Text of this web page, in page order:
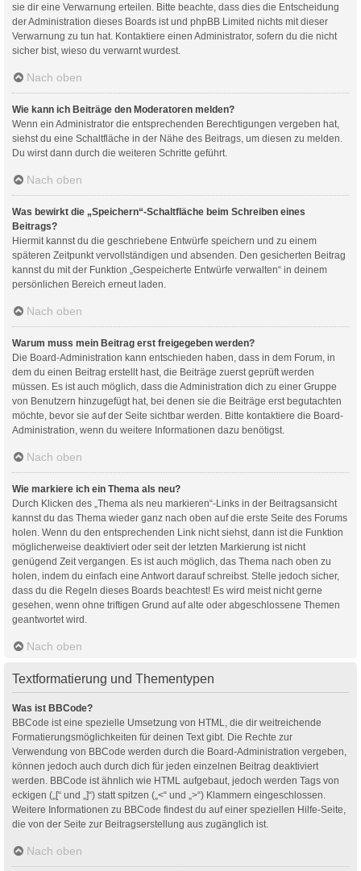
sie dir eine Verwarnung erteilen. Bitte beachte, dass dies die Entscheidung
der Administration dieses Boards ist und phpBB Limited nichts mit dieser
Verwarnung zu tun hat. Kontaktiere einen Administrator, sofern du die nicht
sicher bist, wieso du verwarnt wurdest.
Nach oben
Wie kann ich Beiträge den Moderatoren melden?
Wenn ein Administrator die entsprechenden Berechtigungen vergeben hat,
siehst du eine Schaltfläche in der Nähe des Beitrags, um diesen zu melden.
Du wirst dann durch die weiteren Schritte geführt.
Nach oben
Was bewirkt die „Speichern“-Schaltfläche beim Schreiben eines
Beitrags?
Hiermit kannst du die geschriebene Entwürfe speichern und zu einem
späteren Zeitpunkt vervollständigen und absenden. Den gesicherten Beitrag
kannst du mit der Funktion „Gespeicherte Entwürfe verwalten“ in deinem
persönlichen Bereich erneut laden.
Nach oben
Warum muss mein Beitrag erst freigegeben werden?
Die Board-Administration kann entschieden haben, dass in dem Forum, in
dem du einen Beitrag erstellt hast, die Beiträge zuerst geprüft werden
müssen. Es ist auch möglich, dass die Administration dich zu einer Gruppe
von Benutzern hinzugefügt hat, bei denen sie die Beiträge erst begutachten
möchte, bevor sie auf der Seite sichtbar werden. Bitte kontaktiere die Board-
Administration, wenn du weitere Informationen dazu benötigst.
Nach oben
Wie markiere ich ein Thema als neu?
Durch Klicken des „Thema als neu markieren“-Links in der Beitragsansicht
kannst du das Thema wieder ganz nach oben auf die erste Seite des Forums
holen. Wenn du den entsprechenden Link nicht siehst, dann ist die Funktion
möglicherweise deaktiviert oder seit der letzten Markierung ist nicht
genügend Zeit vergangen. Es ist auch möglich, das Thema nach oben zu
holen, indem du einfach eine Antwort darauf schreibst. Stelle jedoch sicher,
dass du die Regeln dieses Boards beachtest! Es wird meist nicht gerne
gesehen, wenn ohne triftigen Grund auf alte oder abgeschlossene Themen
geantwortet wird.
Nach oben
Textformatierung und Thementypen
Was ist BBCode?
BBCode ist eine spezielle Umsetzung von HTML, die dir weitreichende
Formatierungsmöglichkeiten für deinen Text gibt. Die Rechte zur
Verwendung von BBCode werden durch die Board-Administration vergeben,
können jedoch auch durch dich für jeden einzelnen Beitrag deaktiviert
werden. BBCode ist ähnlich wie HTML aufgebaut, jedoch werden Tags von
eckigen („[“ und „]“) statt spitzen („<“ und „>“) Klammern eingeschlossen.
Weitere Informationen zu BBCode findest du auf einer speziellen Hilfe-Seite,
die von der Seite zur Beitragserstellung aus zugänglich ist.
Nach oben